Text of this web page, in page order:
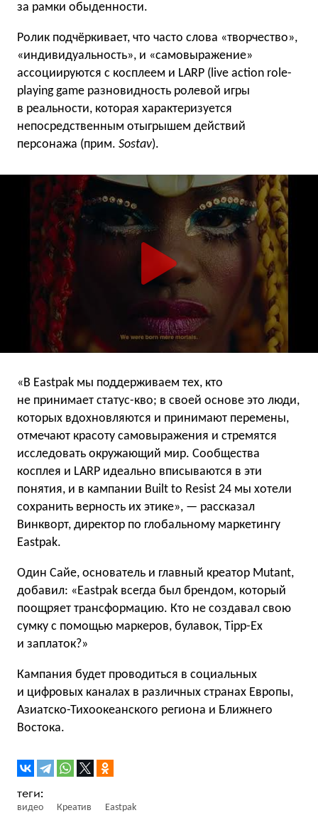
за рамки обыденности.
Ролик подчёркивает, что часто слова «творчество»,
«индивидуальность», и «самовыражение»
ассоциируются с косплеем и LARP (live action role-
playing game разновидность ролевой игры
в реальности, которая характеризуется
непосредственным отыгрышем действий
персонажа (прим. Sostav).
«В Eastpak мы поддерживаем тех, кто
не принимает статус-кво; в своей основе это люди,
которых вдохновляются и принимают перемены,
отмечают красоту самовыражения и стремятся
исследовать окружающий мир. Сообщества
косплея и LARP идеально вписываются в эти
понятия, и в кампании Built to Resist 24 мы хотели
сохранить верность их этике», — расcказал
Винкворт, директор по глобальному маркетингу
Eastpak.
Один Сайе, основатель и главный креатор Mutant,
добавил: «Eastpak всегда был брендом, который
поощряет трансформацию. Кто не создавал свою
сумку с помощью маркеров, булавок, Tipp-Ex
и заплаток?»
Кампания будет проводиться в социальных
и цифровых каналах в различных странах Европы,
Азиатско-Тихоокеанского региона и Ближнего
Востока.
видео Креатив Eastpak